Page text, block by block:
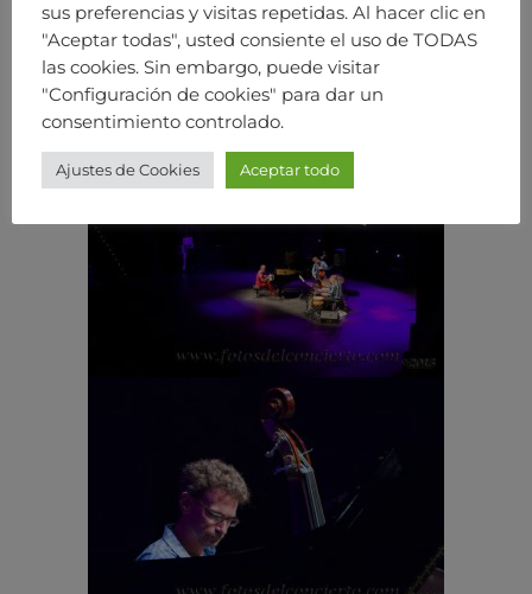
sus preferencias y visitas repetidas. Al hacer clic en
"Aceptar todas", usted consiente el uso de TODAS
las cookies. Sin embargo, puede visitar
"Configuración de cookies" para dar un
consentimiento controlado.
Ajustes de Cookies Aceptar todo